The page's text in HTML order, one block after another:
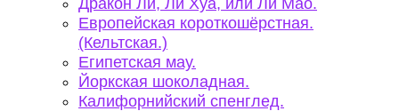
Дракон Ли, Ли Хуа, или Ли Мао.
Европейская короткошёрстная.
(Кельтская.)
Египетская мау.
Йоркская шоколадная.
Калифорнийский спенглед.